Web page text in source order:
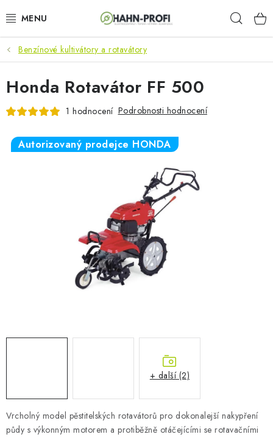
na
KLIMATIZACE
ELEKTROCENTRÁLY
ZAHRADNÍ TECHNIKA
STAVEBNÍ TECHNIKA
AKUMULAČNÍ KAMNA
OUTLET
Servis Reklamace
Náhradní díly Könner & Söhnen
Reklamační řád
Slovník pojmů
Zpětný odběr elektrozařízení a baterií
Benzínové kultivátory a rotavátory
Vrcholný model pěstitelských rotavátorů pro dokonalejší nakypření
půdy s výkonným motorem a protiběžně otáčejícími se rotavačními
Honda Rotavátor FF 500
1 hodnocení Podrobnosti hodnocení
Autorizovaný prodejce HONDA
+ další (2)